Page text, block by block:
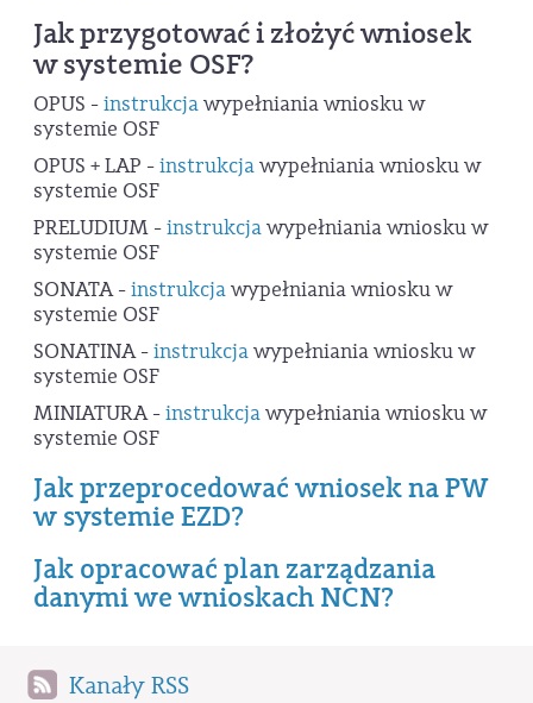
Jak przygotować i złożyć wniosek
w systemie OSF?
OPUS -instrukcjawypełniania wniosku w
systemie OSF
OPUS + LAP -instrukcjawypełniania wniosku w
systemie OSF
PRELUDIUM -instrukcjawypełniania wniosku w
systemie OSF
SONATA -instrukcjawypełniania wniosku w
systemie OSF
SONATINA -instrukcjawypełniania wniosku w
systemie OSF
MINIATURA -instrukcjawypełniania wniosku w
systemie OSF
Jak przeprocedować wniosek na PW
w systemie EZD?
Jak opracować plan zarządzania
danymi we wnioskach NCN?
Kanały RSS